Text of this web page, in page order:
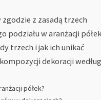
z zasadą trzech
podziału w aranżacji półek
trzech i jak ich unikać
dekoracji
półek?